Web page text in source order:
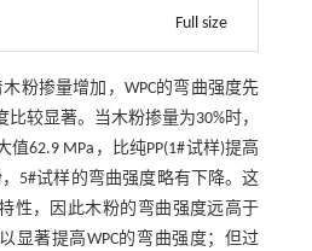
Full size
粉掺量增加，WPC的弯曲强度先
较显著。当木粉掺量为30%时，
62.9 MPa，比纯PP(1#试样)提高
，5#试样的弯曲强度略有下降。这
性，因此木粉的弯曲强度远高于
显著提高WPC的弯曲强度；但过